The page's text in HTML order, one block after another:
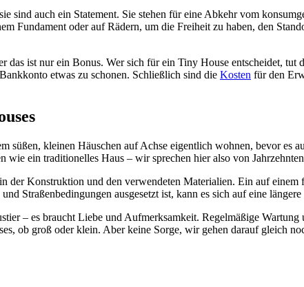
sind auch ein Statement. Sie stehen für eine Abkehr vom
Fundament oder auf Rädern, um die Freiheit zu haben, den
das ist nur ein Bonus. Wer sich für ein Tiny House entscheidet,
etwas zu schonen. Schließlich sind die Kosten für den
süßen, kleinen Häuschen auf Achse eigentlich wohnen, bevor
wie ein traditionelles Haus – wir sprechen hier also von
der Konstruktion und den verwendeten Materialien. Ein auf
Straßenbedingungen ausgesetzt ist, kann es sich auf eine
– es braucht Liebe und Aufmerksamkeit. Regelmäßige
ob groß oder klein. Aber keine Sorge, wir gehen darauf gleich